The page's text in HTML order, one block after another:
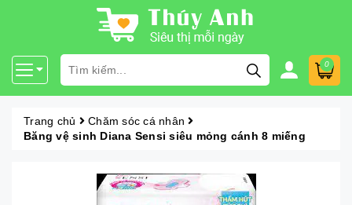
0
Trang chủ
Chăm sóc cá nhân
Băng vệ sinh Diana Sensi siêu mỏng cánh 8 miếng